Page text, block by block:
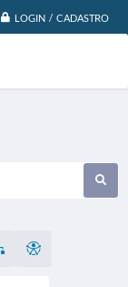
LOGIN / CADASTRO